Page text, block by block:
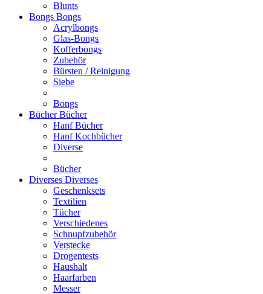
Blunts
Bongs Bongs
Acrylbongs
Glas-Bongs
Kofferbongs
Zubehör
Bürsten / Reinigung
Siebe
Bongs
BücherBücher
Hanf Bücher
Hanf Kochbücher
Diverse
Bücher
Diverses Diverses
Geschenksets
Textilien
Tücher
Verschiedenes
Schnupfzubehör
Verstecke
Drogentests
Haushalt
Haarfarben
Messer